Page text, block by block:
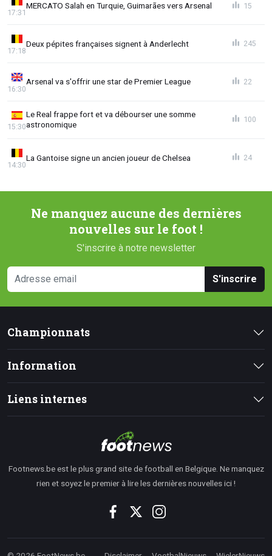
MERCATO Salah en Turquie, Guimarães vers Arsenal
17:31
15
Deux pépites françaises signent à Anderlecht
17:18
245
Arsenal va s'offrir une star de Premier League
16:30
22
Le Real frappe fort et va débourser une somme
astronomique
15:30
100
La Gantoise signe un ancien joueur de Chelsea
14:30
24
Ne manquez aucune des dernières
nouvelles sur le foot !
S'inscrire à notre newsletter
S'inscrire
Championnats
Information
Liens internes
Footnews.be est le plus grand site de football en Belgique. Ne manquez
rien et soyez le premier à lire les dernières nouvelles ici !